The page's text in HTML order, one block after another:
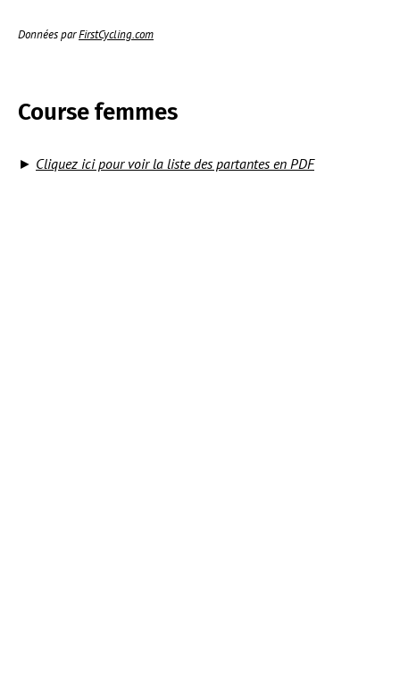
Données parFirstCycling.com
Course femmes
► Cliquez ici pour voir la liste des partantes en PDF